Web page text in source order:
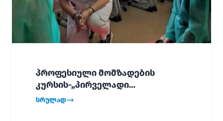
პროფესიული მომზადების
კურსის-„პირველადი
გადაუდებელი დახმარება“,
სრულად